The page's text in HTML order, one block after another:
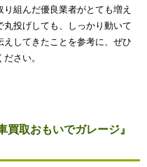
組んだ優良業者がとても増え
投げしても、しっかり動いて
えしてきたことを参考に、ぜひ
さい。
取おもいでガレージ』